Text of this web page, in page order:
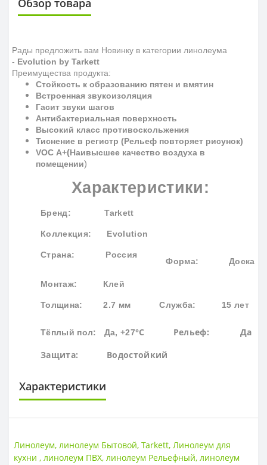
Рады предложить вам Новинку в категории линолеума
- Evolution by Tarkett
Преимущества продукта:
Стойкость к образованию пятен и вмятин
Встроенная звукоизоляция
Гасит звуки шагов
Антибактериальная поверхность
Высокий класс противоскольжения
Тиснение в регистр (Рельеф повторяет рисунок)
VOC A+(Наивысшее качество воздуха в
помещении)
Характеристики:
Бренд: Tarkett
Коллекция: Evolution
Страна: Россия
Форма: Доска
Монтаж: Клей
Толщина: 2.7 мм Служба: 15 лет
Тёплый пол: Да, +27°С
Рельеф: Да
Защита: Водостойкий
Характеристики
Основа Вспененная
Линолеум, линолеум Бытовой,Tarkett, Линолеум для
кухни , линолеум ПВХ, линолеум Рельефный, линолеум